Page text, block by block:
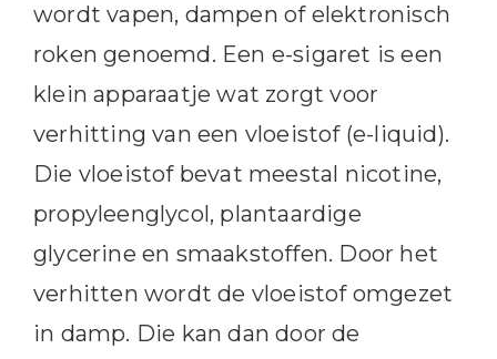
wordt vapen, dampen of elektronisch
roken genoemd. Een e-sigaret is een
klein apparaatje wat zorgt voor
verhitting van een vloeistof (e-liquid).
Die vloeistof bevat meestal nicotine,
propyleenglycol, plantaardige
glycerine en smaakstoffen. Door het
verhitten wordt de vloeistof omgezet
in damp. Die kan dan door de